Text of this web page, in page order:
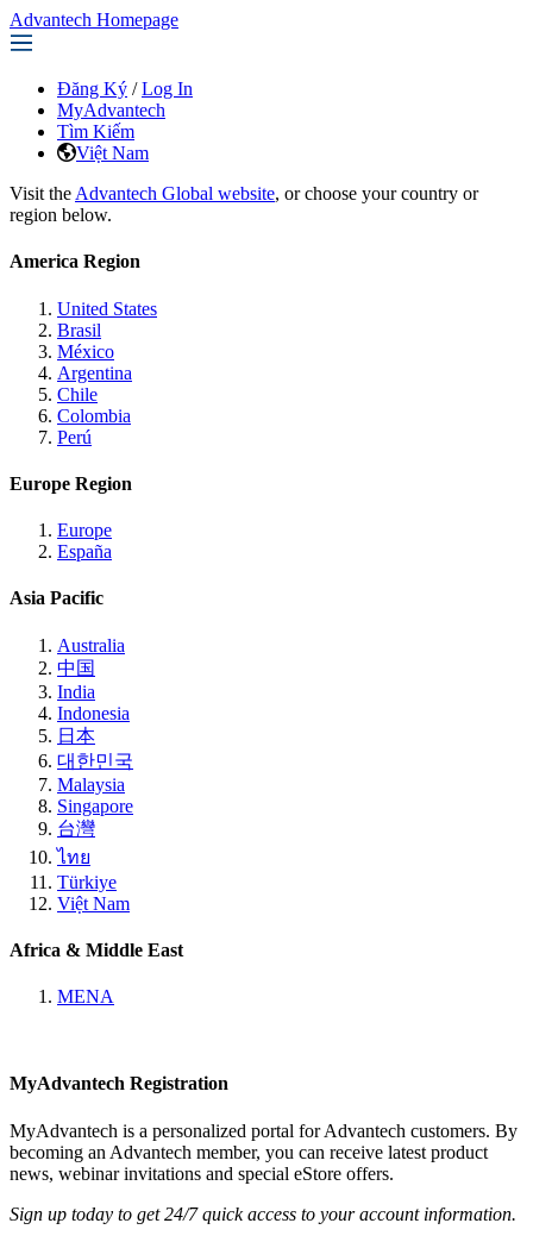
Advantech Homepage
Đăng Ký / Log In
MyAdvantech
Tìm Kiếm
Việt Nam
Visit the Advantech Global website, or choose your country or
region below.
America Region
United States
Brasil
México
Argentina
Chile
Colombia
Perú
Europe Region
Europe
España
Asia Pacific
Australia
中国
India
Indonesia
日本
대한민국
Malaysia
Singapore
台灣
ไทย
Türkiye
Việt Nam
Africa & Middle East
MENA
MyAdvantech Registration
MyAdvantech is a personalized portal for Advantech customers. By
becoming an Advantech member, you can receive latest product
news, webinar invitations and special eStore offers.
Sign up today to get 24/7 quick access to your account information.